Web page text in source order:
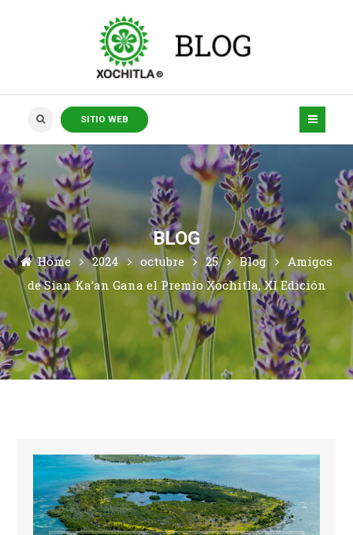
SITIO WEB
BLOG
Home 2024 octubre 25 Blog
Amigos
de Sian Ka’an Gana el Premio Xochitla, XI Edición